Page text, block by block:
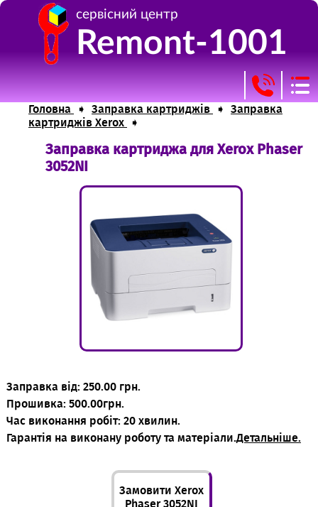
сервісний центр
Remont-1001
+38(095) 860 37 96
+38(099) 720 44 29
Ремонт оргтехніки
Прошивка пристроїв
Контакти
Головна ➧ Заправка картриджів ➧ Заправка
картриджів Xerox ➧
Заправка картриджа для Xerox Phaser
3052NI
Заправка від: 250.00 грн.
Прошивка: 500.00грн.
Час виконання робіт: 20 хвилин.
Гарантія на виконану роботу та матеріали.Детальніше.
Замовити Xerox
Phaser 3052NI